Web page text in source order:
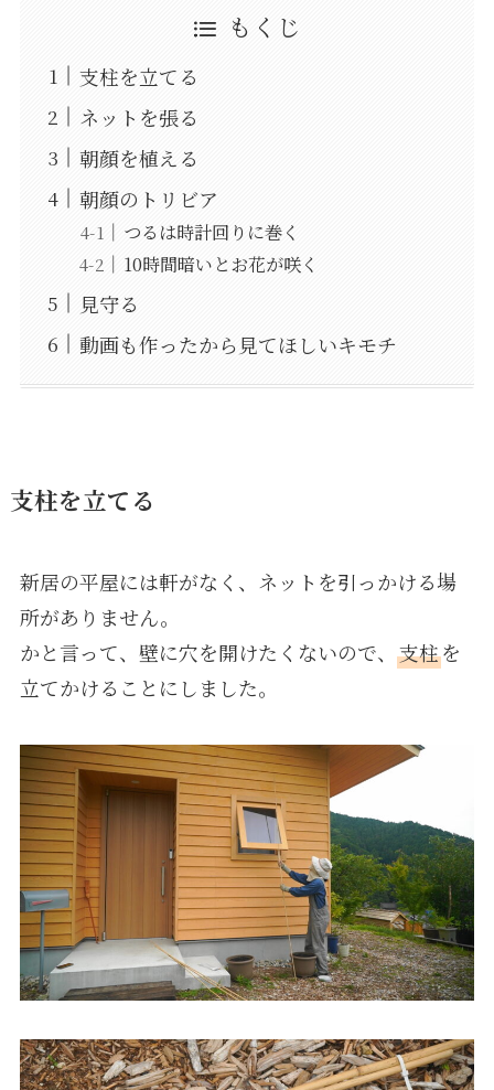
もくじ
支柱を立てる
ネットを張る
朝顔を植える
朝顔のトリビア
つるは時計回りに巻く
10時間暗いとお花が咲く
見守る
動画も作ったから見てほしいキモチ
支柱を立てる
新居の平屋には軒がなく、ネットを引っかける場
所がありません。
かと言って、壁に穴を開けたくないので、 支柱を
立てかけることにしました。